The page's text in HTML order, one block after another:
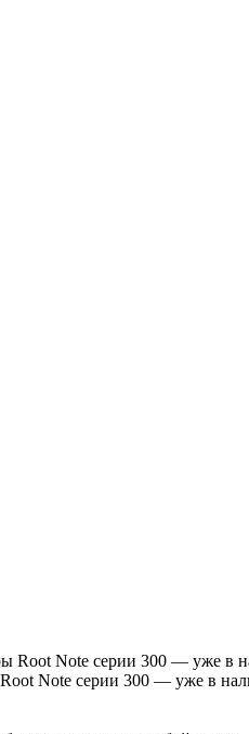
Note серии 300 — уже в